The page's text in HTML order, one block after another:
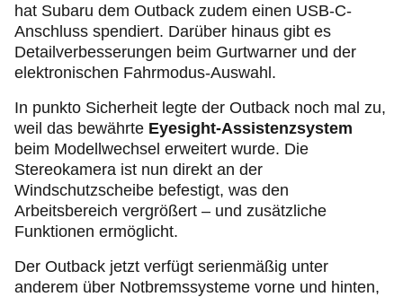
hat Subaru dem Outback zudem einen USB-C-
Anschluss spendiert. Darüber hinaus gibt es
Detailverbesserungen beim Gurtwarner und der
elektronischen Fahrmodus-Auswahl.
In punkto Sicherheit legte der Outback noch mal zu,
weil das bewährte Eyesight-Assistenzsystem
beim Modellwechsel erweitert wurde. Die
Stereokamera ist nun direkt an der
Windschutzscheibe befestigt, was den
Arbeitsbereich vergrößert – und zusätzliche
Funktionen ermöglicht.
Der Outback jetzt verfügt serienmäßig unter
anderem über Notbremssysteme vorne und hinten,